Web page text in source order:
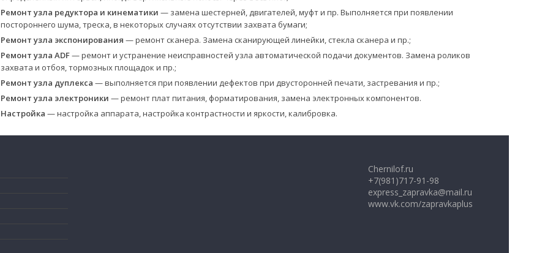
Ремонт узла редуктора и кинематики — замена шестерней, двигателей, муфт и пр. Выполняется при появлении
постороннего шума, треска, в некоторых случаях отсутствии захвата бумаги;
Ремонт узла экспонирования — ремонт сканера. Замена сканирующей линейки, стекла сканера и пр.;
Ремонт узла ADF— ремонт и устранение неисправностей узла автоматической подачи документов. Замена роликов
захвата и отбоя, тормозных площадок и пр.;
Ремонт узла дуплекса — выполняется при появлении дефектов при двусторонней печати, застревания и пр.;
Ремонт узла электроники — ремонт плат питания, форматирования, замена электронных компонентов.
Настройка — настройка аппарата, настройка контрастности и яркости, калибровка.
Chernilof.ru
+7(981)717-91-98
express_zapravka@mail.ru
www.vk.com/zapravkaplus